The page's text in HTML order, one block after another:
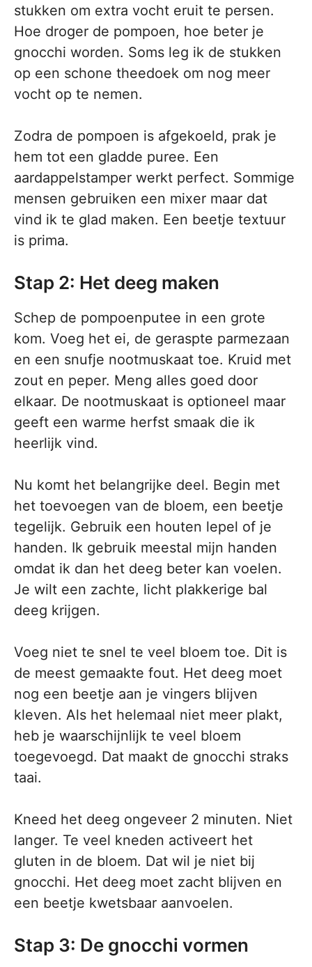
stukken om extra vocht eruit te persen.
Hoe droger de pompoen, hoe beter je
gnocchi worden. Soms leg ik de stukken
op een schone theedoek om nog meer
vocht op te nemen.
Zodra de pompoen is afgekoeld, prak je
hem tot een gladde puree. Een
aardappelstamper werkt perfect. Sommige
mensen gebruiken een mixer maar dat
vind ik te glad maken. Een beetje textuur
is prima.
Stap 2: Het deeg maken
Schep de pompoenputee in een grote
kom. Voeg het ei, de geraspte parmezaan
en een snufje nootmuskaat toe. Kruid met
zout en peper. Meng alles goed door
elkaar. De nootmuskaat is optioneel maar
geeft een warme herfst smaak die ik
heerlijk vind.
Nu komt het belangrijke deel. Begin met
het toevoegen van de bloem, een beetje
tegelijk. Gebruik een houten lepel of je
handen. Ik gebruik meestal mijn handen
omdat ik dan het deeg beter kan voelen.
Je wilt een zachte, licht plakkerige bal
deeg krijgen.
Voeg niet te snel te veel bloem toe. Dit is
de meest gemaakte fout. Het deeg moet
nog een beetje aan je vingers blijven
kleven. Als het helemaal niet meer plakt,
heb je waarschijnlijk te veel bloem
toegevoegd. Dat maakt de gnocchi straks
taai.
Kneed het deeg ongeveer 2 minuten. Niet
langer. Te veel kneden activeert het
gluten in de bloem. Dat wil je niet bij
gnocchi. Het deeg moet zacht blijven en
een beetje kwetsbaar aanvoelen.
Stap 3: De gnocchi vormen